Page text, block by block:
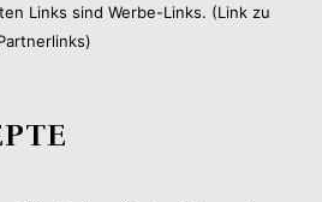
Links sind Werbe-Links. (Link zu